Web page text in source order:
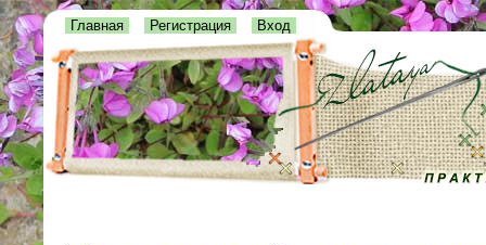
Главная Регистрация Вход